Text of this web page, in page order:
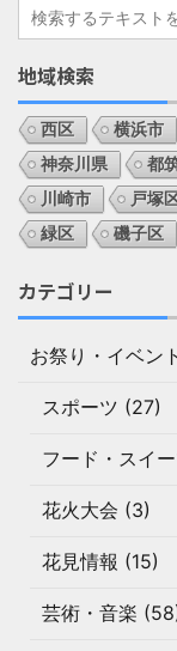
地域検索
西区 横浜市
神奈川県
都
川崎市
戸塚
緑区
磯子区
カテゴリー
お祭り・イベン
スポーツ (27)
フード・スイ
花火大会 (3)
花見情報 (15)
芸術・音楽